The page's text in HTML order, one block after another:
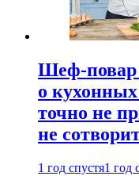
Шеф-повар
о
точно не
не
1 год спустя1 год